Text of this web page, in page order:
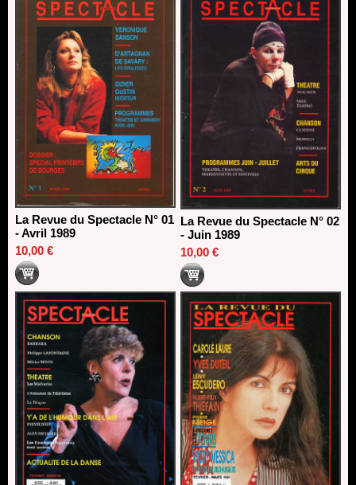
18/03/2026
La Revue du Spectacle N° 01
- Avril 1989
10,00 €
La Revue du Spectacle N° 02
- Juin 1989
10,00 €